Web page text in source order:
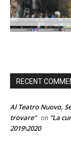
RECENT
Al Teatro Nuovo,
trovare" on “La
2019\2020